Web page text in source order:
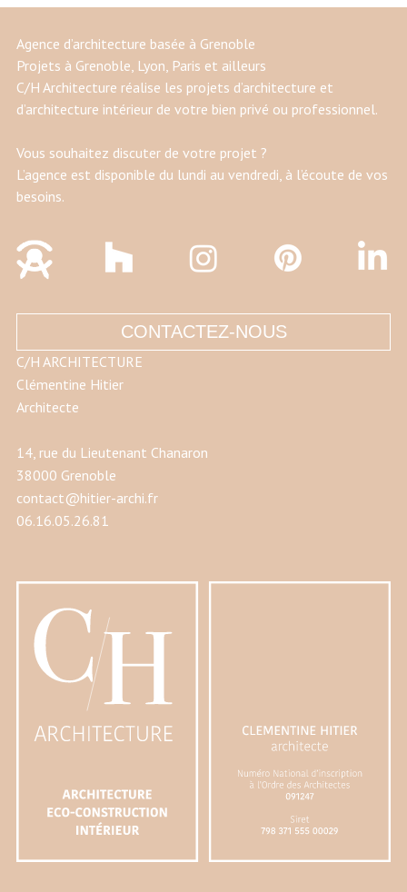
Agence d’architecture basée à Grenoble
Projets à Grenoble, Lyon, Paris et ailleurs
C/H Architecture réalise les projets d’architecture et
d’architecture intérieur de votre bien privé ou professionnel.
Vous souhaitez discuter de votre projet ?
L’agence est disponible du lundi au vendredi, à l’écoute de vos
besoins.
CONTACTEZ-NOUS
C/H ARCHITECTURE
Clémentine Hitier
Architecte
14, rue du Lieutenant Chanaron
38000 Grenoble
contact@hitier-archi.fr
06.16.05.26.81